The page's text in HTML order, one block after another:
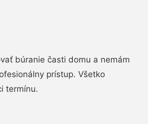
búranie časti domu a nemám
prístup. Všetko
termínu.